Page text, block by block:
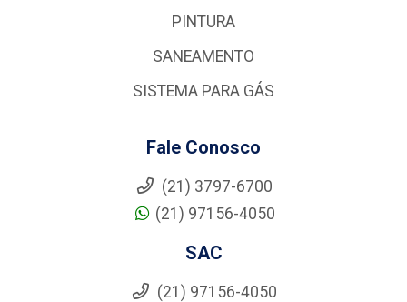
PINTURA
SANEAMENTO
SISTEMA PARA GÁS
Fale Conosco
(21) 3797-6700
(21) 97156-4050
SAC
(21) 97156-4050